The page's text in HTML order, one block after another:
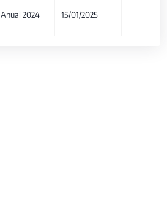
Anual 2024 15/01/2025